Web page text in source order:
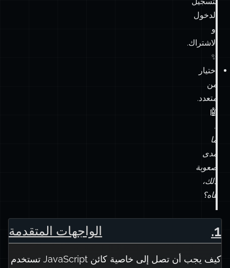
الدخول
أو
الاشتراك.
✨
اختيار
من
متعدد.
🤖
…
ما
مدى
صعوبة
ذلك،
هاه؟
1
. الواجهات المتقدمة
كيف يجب أن تصل إلى خاصية كائن JavaScript تستخدم